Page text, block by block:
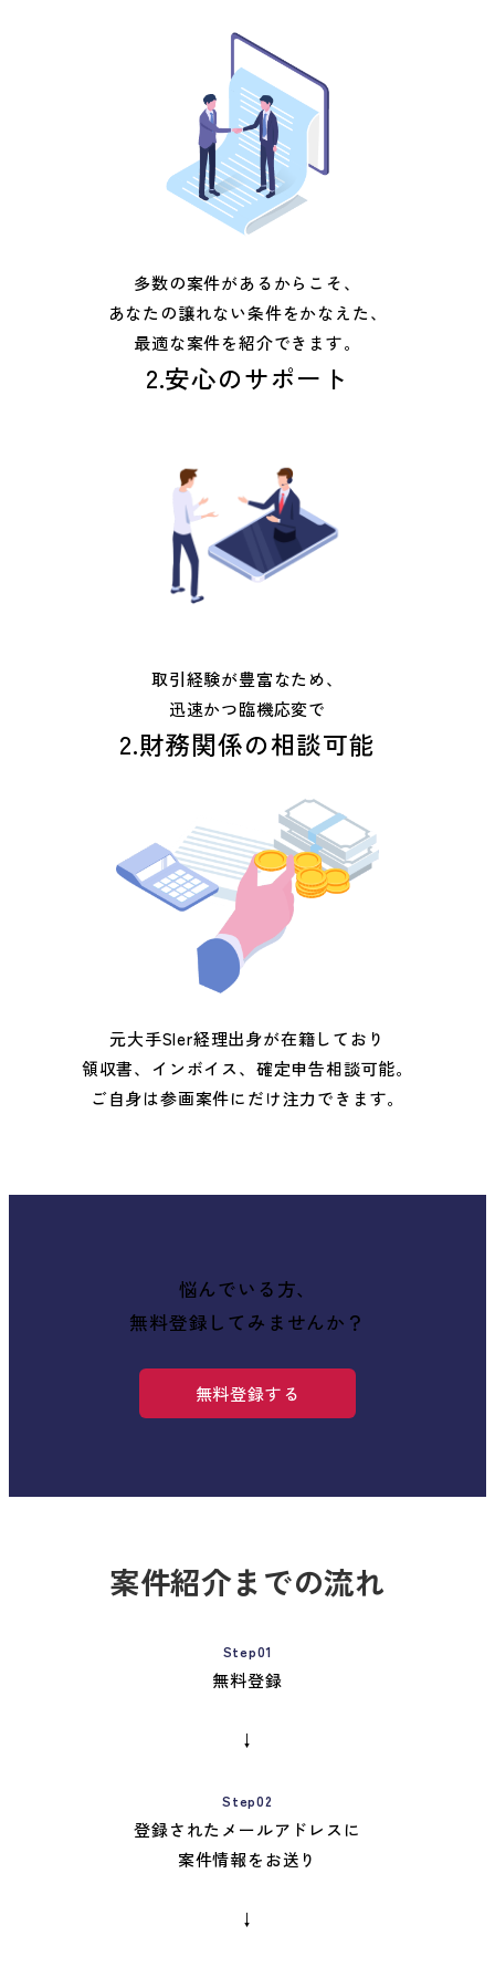
多数の案件があるからこそ、
あなたの譲れない条件をかなえた、
最適な案件を紹介できます。
2.安心のサポート
取引経験が豊富なため、
迅速かつ臨機応変で
2.財務関係の相談可能
元大手SIer経理出身が在籍しており
領収書、インボイス、確定申告相談可能。
ご自身は参画案件にだけ注力できます。
悩んでいる方、
無料登録してみませんか？
無料登録する
案件紹介までの流れ
Step01
無料登録
↓
Step02
登録されたメールアドレスに
案件情報をお送り
↓